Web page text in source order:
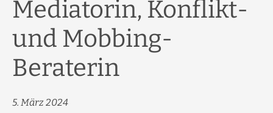
Mediatorin, Konflikt-
und Mobbing-
Beraterin
5. März 2024